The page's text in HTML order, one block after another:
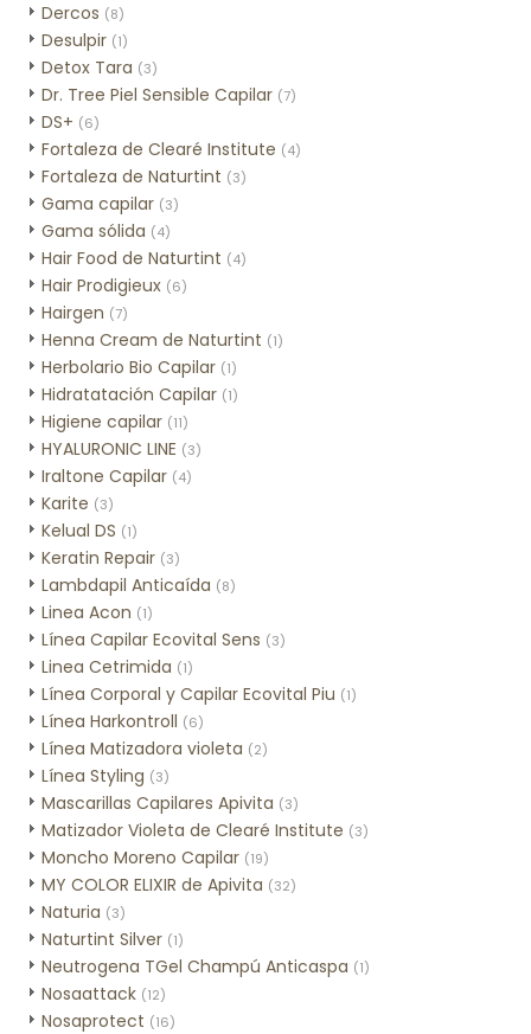
Dercos (8)
Desulpir (1)
Detox Tara (3)
Dr. Tree Piel Sensible Capilar (7)
DS+ (6)
Fortaleza de Clearé Institute (4)
Fortaleza de Naturtint (3)
Gama capilar (3)
Gama sólida (4)
Hair Food de Naturtint (4)
Hair Prodigieux (6)
Hairgen (7)
Henna Cream de Naturtint (1)
Herbolario Bio Capilar (1)
Hidratatación Capilar (1)
Higiene capilar (11)
HYALURONIC LINE (3)
Iraltone Capilar (4)
Karite (3)
Kelual DS (1)
Keratin Repair (3)
Lambdapil Anticaída (8)
Linea Acon (1)
Línea Capilar Ecovital Sens (3)
Linea Cetrimida (1)
Línea Corporal y Capilar Ecovital Piu (1)
Línea Harkontroll (6)
Línea Matizadora violeta (2)
Línea Styling (3)
Mascarillas Capilares Apivita (3)
Matizador Violeta de Clearé Institute (3)
Moncho Moreno Capilar (19)
MY COLOR ELIXIR de Apivita (32)
Naturia (3)
Naturtint Silver (1)
Neutrogena TGel Champú Anticaspa (1)
Nosaattack (12)
Nosaprotect (16)